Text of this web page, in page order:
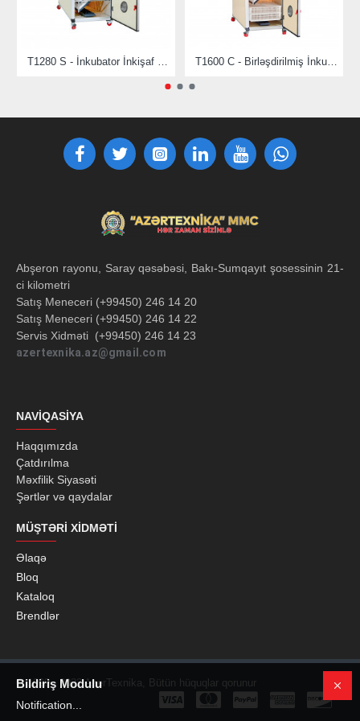
T1280 S - İnkubator İnkişaf Maşını T1600 C - Birləşdirilmiş İnkubator
Abşeron rayonu, Saray qəsəbəsi, Bakı-Sumqayıt şosessinin 21-
ci kilometri
Satış Meneceri (+99450) 246 14 20
Satış Meneceri (+99450) 246 14 22
Servis Xidməti (+99450) 246 14 23
azertexnika.az@gmail.com
NAVIQASIYA
Haqqımızda
Çatdırılma
Məxfilik Siyasəti
Şərtlər və qaydalar
MÜŞTƏRI XIDMƏTI
Əlaqə
Bloq
Kataloq
Brendlər
© 1999 - 2022 AzerTexnika, Bütün hüquqlar qorunur
Bildiriş Modulu
Notification...